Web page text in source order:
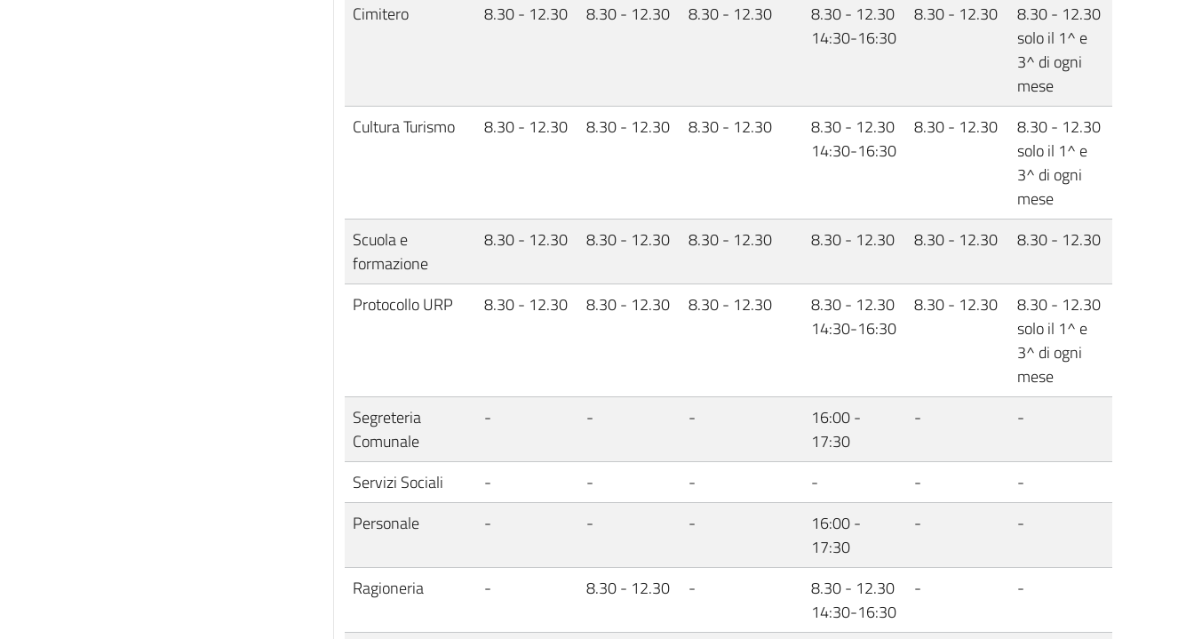
Cimitero
8.30 - 12.30 8.30 - 12.30 8.30 - 12.30
8.30 - 12.30
14:30-16:30
8.30 - 12.30
8.30 - 12.30
solo il 1^ e
3^ di ogni
mese
Cultura Turismo
8.30 - 12.30 8.30 - 12.30 8.30 - 12.30
8.30 - 12.30
14:30-16:30
8.30 - 12.30
8.30 - 12.30
solo il 1^ e
3^ di ogni
mese
Scuola e
formazione
8.30 - 12.30 8.30 - 12.30 8.30 - 12.30 8.30 - 12.30 8.30 - 12.30 8.30 - 12.30
Protocollo URP 8.30 - 12.30 8.30 - 12.30 8.30 - 12.30
8.30 - 12.30
14:30-16:30
8.30 - 12.30
8.30 - 12.30
solo il 1^ e
3^ di ogni
mese
Segreteria
Comunale
- - -
16:00 -
17:30
- -
Servizi Sociali - - - - -
-
Personale
- - -
16:00 -
17:30
- -
Ragioneria - 8.30 - 12.30 -
8.30 - 12.30
14:30-16:30
- -